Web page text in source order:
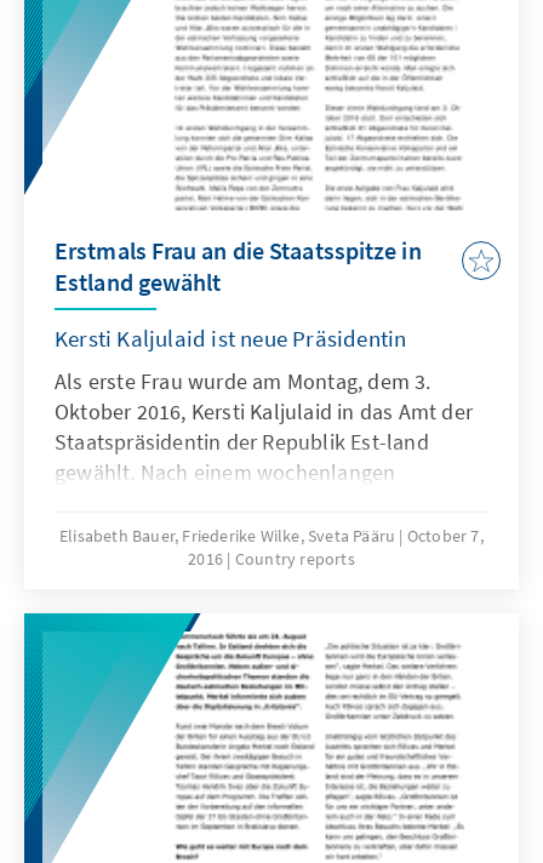
Erstmals Frau an die Staatsspitze in
Estland gewählt
Kersti Kaljulaid ist neue Präsidentin
Als erste Frau wurde am Montag, dem 3.
Oktober 2016, Kersti Kaljulaid in das Amt der
Staatspräsidentin der Republik Est-land
gewählt. Nach einem wochenlangen
Wahldurchgang im estnischen Parlament,
dem Riigikogu, gewählt.
Elisabeth Bauer, Friederike Wilke, Sveta Pääru
October 7,
2016 Country reports